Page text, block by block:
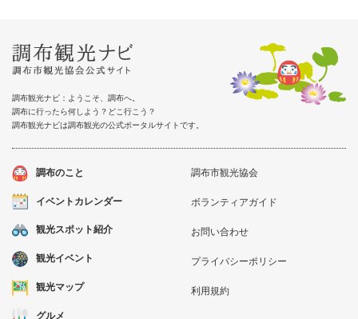
調布観光ナビ：ようこそ、調布へ。
調布に行ったら何しよう？どこ行こう？
調布観光ナビは調布観光の公式ポータルサイトです。
調布のこと
イベントカレンダー
観光スポット紹介
観光イベント
観光マップ
グルメ
調布市観光協会
ボランティアガイド
お問い合わせ
プライバシーポリシー
利用規約